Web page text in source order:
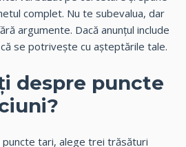
complet. Nu te subevalua, dar
argumente. Dacă anunțul include
se potrivește cu așteptările tale.
despre puncte
puncte tari, alege trei trăsături